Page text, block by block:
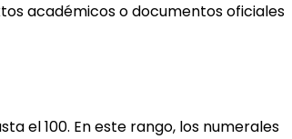
académicos o documentos oficiales
el 100. En este rango, los numerales